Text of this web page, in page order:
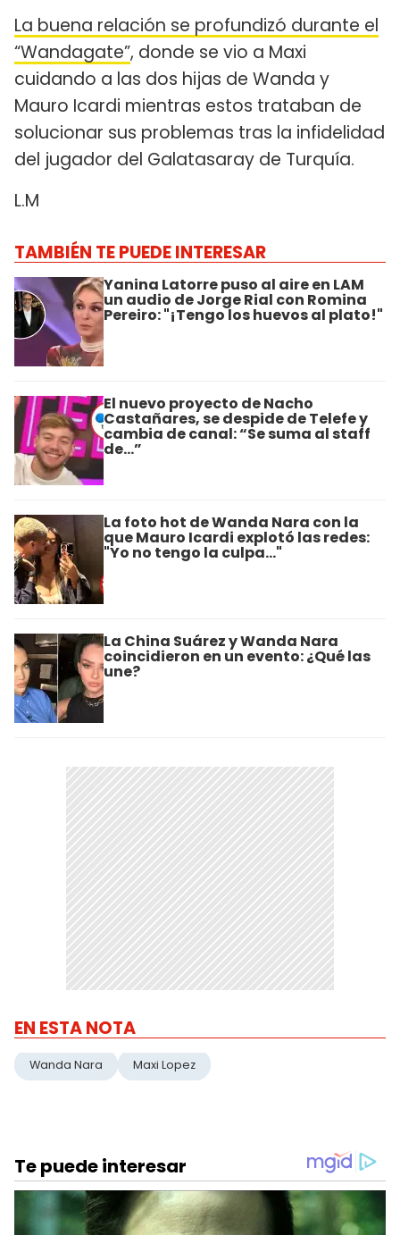
La buena relación se profundizó durante el
“Wandagate”, donde se vio a Maxi
cuidando a las dos hijas de Wanda y
Mauro Icardi mientras estos trataban de
solucionar sus problemas tras la infidelidad
del jugador del Galatasaray de Turquía.
L.M
TAMBIÉN TE PUEDE INTERESAR
Yanina Latorre puso al aire en LAM
un audio de Jorge Rial con Romina
Pereiro: "¡Tengo los huevos al plato!"
El nuevo proyecto de Nacho
Castañares, se despide de Telefe y
cambia de canal: “Se suma al staff
de...”
La foto hot de Wanda Nara con la
que Mauro Icardi explotó las redes:
"Yo no tengo la culpa..."
La China Suárez y Wanda Nara
coincidieron en un evento: ¿Qué las
une?
EN ESTA NOTA
Wanda Nara Maxi Lopez